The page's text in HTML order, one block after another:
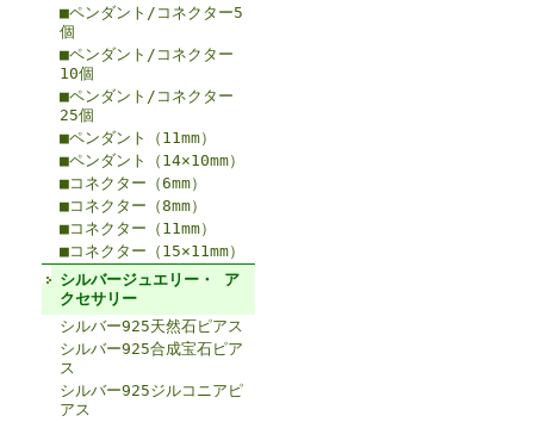
■ペンダント/コネクター5
個
■ペンダント/コネクター
10個
■ペンダント/コネクター
25個
■ペンダント（11mm）
■ペンダント（14×10mm）
■コネクター（6mm）
■コネクター（8mm）
■コネクター（11mm）
■コネクター（15×11mm）
シルバージュエリー・ ア
クセサリー
シルバー925天然石ピアス
シルバー925合成宝石ピア
ス
シルバー925ジルコニアピ
アス